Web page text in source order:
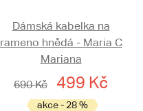
Dámská kabelka na
rameno hnědá - Maria C
Mariana
690 Kč
499 Kč
akce - 28 %